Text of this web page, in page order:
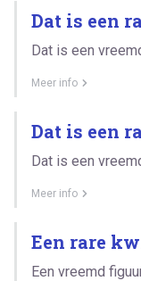
Dat is een
Dat is een
Meer info
Dat is een
Dat is een
Meer info
Een rare
Een vreemd